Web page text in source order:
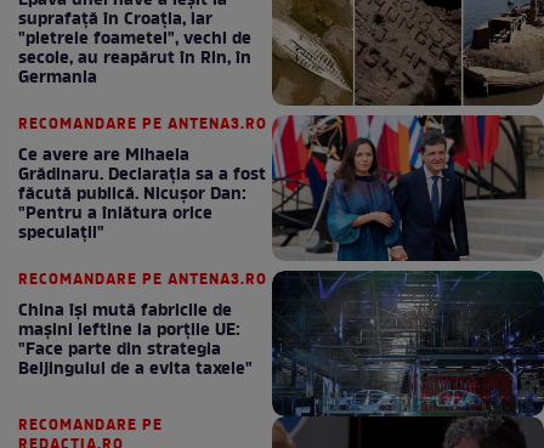
suprafață în Croația, iar
"pietrele foametei", vechi de
secole, au reapărut în Rin, în
Germania
RECOMANDARE PE ANTENA3.RO
Ce avere are Mihaela
Grădinaru. Declarația sa a fost
făcută publică. Nicușor Dan:
"Pentru a înlătura orice
speculații"
RECOMANDARE PE ANTENA3.RO
China își mută fabricile de
mașini ieftine la porțile UE:
"Face parte din strategia
Beijingului de a evita taxele"
RECOMANDARE PE